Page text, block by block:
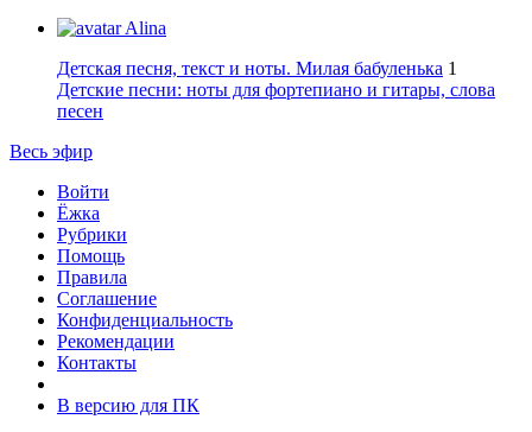
Alina
Детская песня, текст и ноты. Милая бабуленька 1
Детские песни: ноты для фортепиано и гитары, слова
песен
Весь эфир
Войти
Ёжка
Рубрики
Помощь
Правила
Соглашение
Конфиденциальность
Рекомендации
Контакты
В версию для ПК